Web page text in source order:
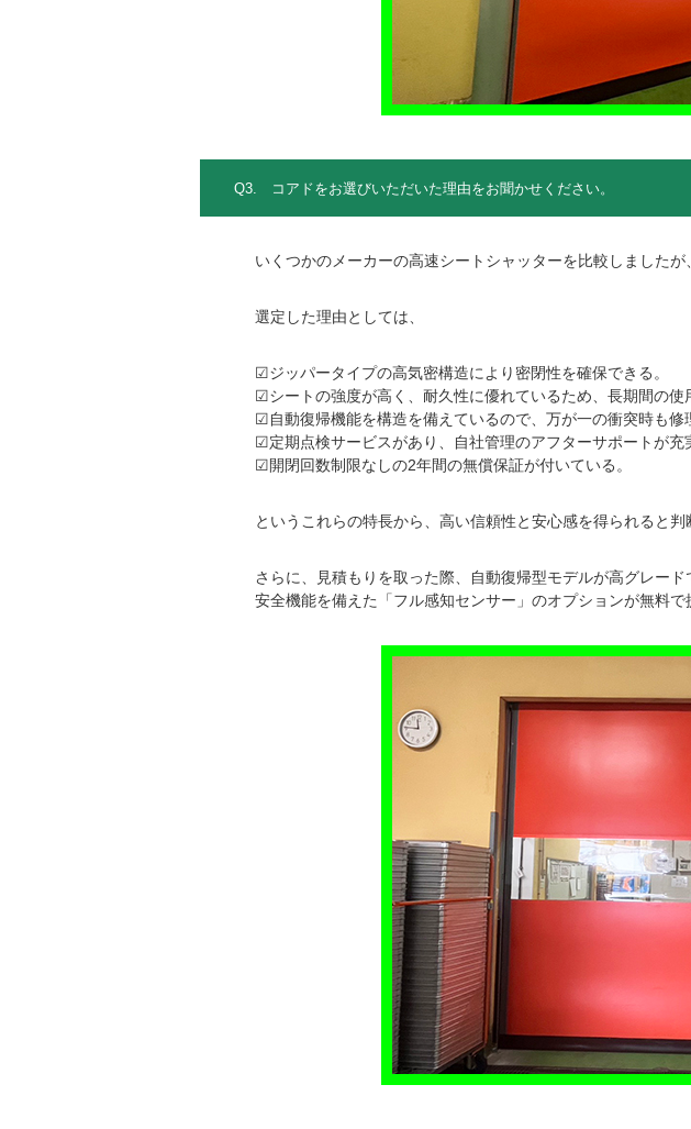
Q3. コアドをお選びいただいた理由をお聞かせください。
いくつかのメーカーの高速シートシャッターを比較しました
選定した理由としては、
☑ジッパータイプの高気密構造により密閉性を確保できる。
☑シートの強度が高く、耐久性に優れているため、長期間の使
☑自動復帰機能を構造を備えているので、万が一の衝突時も修
☑定期点検サービスがあり、自社管理のアフターサポートが充
☑開閉回数制限なしの2年間の無償保証が付いている。
というこれらの特長から、高い信頼性と安心感を得られると判
さらに、見積もりを取った際、自動復帰型モデルが高グレー
安全機能を備えた「フル感知センサー」のオプションが無料